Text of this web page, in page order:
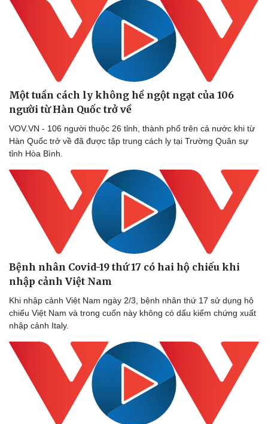
Doanh nghiệp
Thông tin doanh nghiệp
Doanh nhân
Vì cộng đồng
Công nghệ
Trải nghiệm
Chuyển đổi số
Một tuần cách ly không hề ngột ngạt của 106
người từ Hàn Quốc trở về
VOV.VN - 106 người thuộc 26 tỉnh, thành phố trên cả nước khi từ
Hàn Quốc trở về đã được tập trung cách ly tại Trường Quân sự
tỉnh Hòa Bình.
Bệnh nhân Covid-19 thứ 17 có hai hộ chiếu khi
nhập cảnh Việt Nam
Khi nhập cảnh Việt Nam ngày 2/3, bệnh nhân thứ 17 sử dụng hộ
chiếu Việt Nam và trong cuốn này không có dấu kiểm chứng xuất
nhập cảnh Italy.